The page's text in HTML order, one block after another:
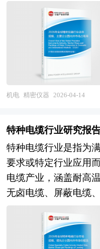
投资机会，规避经营
电子设备行业报告是
对电子设备行业相关
究、分析，评估项目
建设性意见建议对策
者和主管机关审批的
报告持续提供高价值
最新发展动向、把握
确企业发展方向不可
询报告由中研普华咨
的市场调研基础上，
商务部、国家发改委
发展研究中心、国家
心、中国经济景气监
企业的产业关联性或
应。当共享行为对成
影响时，共享能带来
在一定支撑条件下产
技术或企业规模决定
利益的相互依附和相
形式，是推动园区发
来说，产业集群是一
改善现有的招商环境
工作中，都要从加强
竞争力、发展有国际
略，并转化为实际的
步发展。 从目前的地
心技术包括高速传动
制技术、专用工艺集
造的重要组成部分，
分高端制造领域，其
业标准，结合特定作
兼顾技术先进性与实
断升级，高速专用机
与结构优化，进一步
领域不断升级的高端
级与高质量发展提供
于通过精准的专用化
续、稳定、可交付的
普华咨询公司领衔撰
础上，主要依据了国
发改委、国家经济信
断与预测性维护功能
用，显著提升分析效
的依赖；第二，小型
携式质谱仪、手持式
环境应急监测、临床
的应用边界持续拓展
求，单细胞分析、空
正成为技术竞争的高
的深化驱动仪器设计
收方向演进，全生命
争力的重要维度。 本
询公司领衔撰写，在
主要依据了国家统计
委、国家经济信息中
逼存量电机更新与新
磁同步电机凭借高功
汽车、伺服系统等高
油冷技术、碳化硅驱
字孪生、预测性维护
周期管理效率。在产
产业链配套、强大的
异步电机、永磁电机
端伺服电机、精密控
永磁材料等领域，欧
优势。与此同时，稀
材料自主化及全球化
术演进趋势与"头部集
征。 展望未来，全球
器等核心品类。 当前
下游高端制造升级需
供应链安全重构的多
性从辅助检测工具向
及产业竞争力标尺跃
工智能融合与跨尺度
端追赶、低端分化"的
测、食品安全与药物
仍由欧美日企业主导
现突破；电子测量仪
试及汽车电子驱动矢
体参数测试仪需求增
为技术竞争焦点；光
镜、光刻机物镜及激
机电 精密仪器 2026-04-14
特种电缆行业研究报
特种电缆行业是指为
要求或特定行业应用
电缆产业，涵盖耐高
无卤电缆、屏蔽电缆
缆等核心品类。作为
键组成部分，特种电